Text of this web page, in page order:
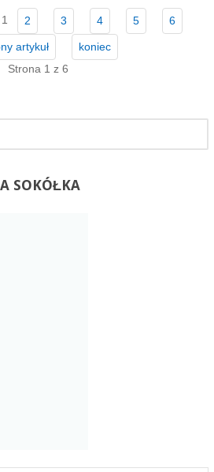
1 2 3 4 5 6
artykuł
koniec
Strona 1 z 6
SOKÓŁKA